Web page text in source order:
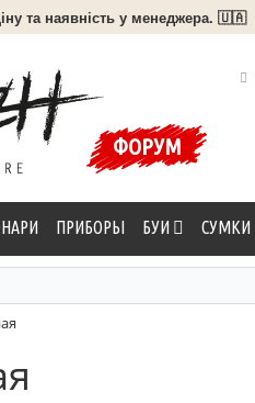
та наявність у менеджера. 🇺🇦
ФОРУМ
ПРИБОРЫ БУИ СУМКИ